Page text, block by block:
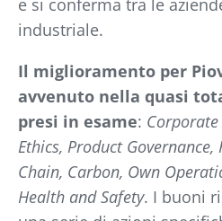
e si conferma tra le
industriale.
Il miglioramento per
avvenuto nella quasi
presi in esame: Corporate
Ethics, Product
Chain, Carbon, Own
Health and Safety. I buoni